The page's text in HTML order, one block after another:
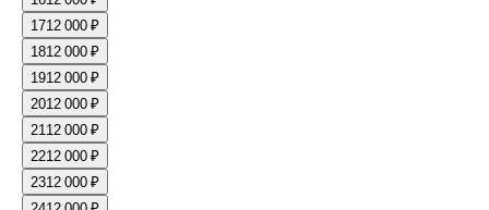
1712 000 ₽
1812 000 ₽
1912 000 ₽
2012 000 ₽
2112 000 ₽
2212 000 ₽
2312 000 ₽